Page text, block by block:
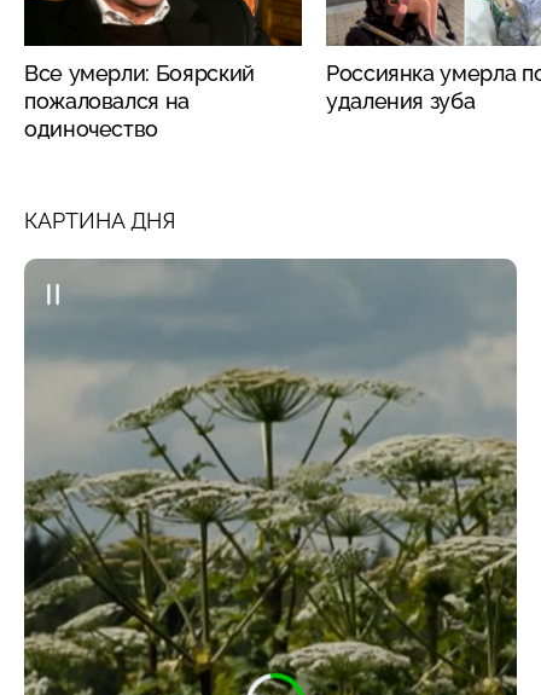
Все умерли: Боярский
пожаловался на
одиночество
Россиянка умерла
удаления зуба
КАРТИНА ДНЯ